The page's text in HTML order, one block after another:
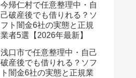
今帰仁村で任意整理中・自
己破産後でも借りれる？ソ
フト闇金6社の実態と正規
業者5選【2026年最新】
浅口市で任意整理中・自己
破産後でも借りれる？ソフ
ト闇金6社の実態と正規業